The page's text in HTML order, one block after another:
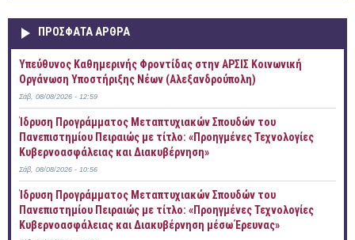
ΠΡOΣΦΑΤΑ AΡΘΡΑ
Yπεύθυνος Καθημερινής Φροντίδας στην ΑΡΣΙΣ Κοινωνική
Οργάνωση Υποστήριξης Νέων (Αλεξανδρούπολη)
Σάβ, 08/08/2026 - 12:59
Ίδρυση Προγράμματος Μεταπτυχιακών Σπουδών του
Πανεπιστημίου Πειραιώς με τίτλο: «Προηγμένες Τεχνολογίες
Κυβερνοασφάλειας και Διακυβέρνηση»
Σάβ, 08/08/2026 - 10:56
Ίδρυση Προγράμματος Μεταπτυχιακών Σπουδών του
Πανεπιστημίου Πειραιώς με τίτλο: «Προηγμένες Τεχνολογίες
Κυβερνοασφάλειας και Διακυβέρνηση μέσω Έρευνας»